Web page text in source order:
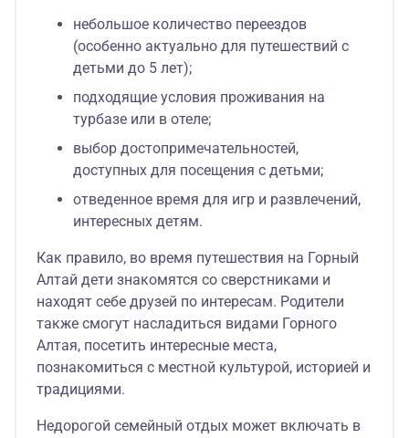
небольшое количество переездов
(особенно актуально для путешествий с
детьми до 5 лет);
подходящие условия проживания на
турбазе или в отеле;
выбор достопримечательностей,
доступных для посещения с детьми;
отведенное время для игр и развлечений,
интересных детям.
Как правило, во время путешествия на Горный
Алтай дети знакомятся со сверстниками и
находят себе друзей по интересам. Родители
также смогут насладиться видами Горного
Алтая, посетить интересные места,
познакомиться с местной культурой, историей и
традициями.
Недорогой семейный отдых может включать в